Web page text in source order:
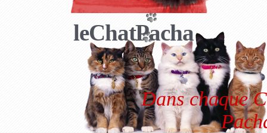
leChatPacha
Dans chaque